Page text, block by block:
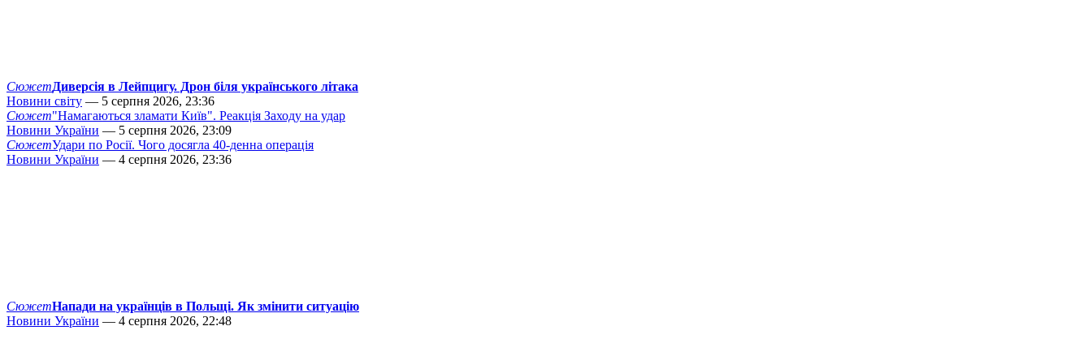
СюжетДиверсія в Лейпцигу. Дрон біля українського літака
Новини світу — 5 серпня 2026, 23:36
Сюжет"Намагаються зламати Київ". Реакція Заходу на удар
Новини України — 5 серпня 2026, 23:09
СюжетУдари по Росії. Чого досягла 40-денна операція
Новини України — 4 серпня 2026, 23:36
СюжетНапади на українців в Польщі. Як змінити ситуацію
Новини України — 4 серпня 2026, 22:48